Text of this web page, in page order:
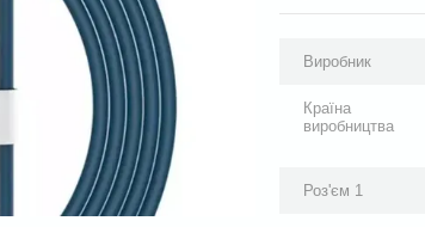
Виробник
Країна
виробництва
Роз'єм 1